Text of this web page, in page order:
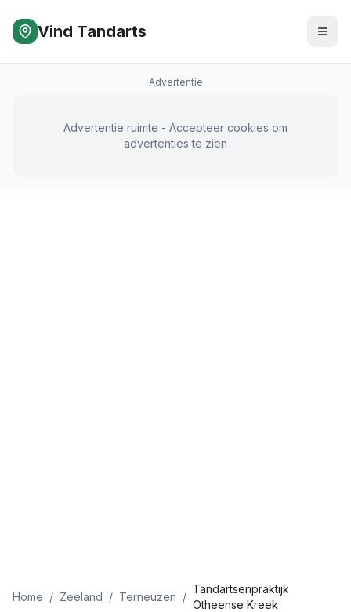
Vind Tandarts
Advertentie
Advertentie ruimte - Accepteer cookies om
advertenties te zien
Home / Zeeland / Terneuzen /
Tandartsenpraktijk
Otheense Kreek